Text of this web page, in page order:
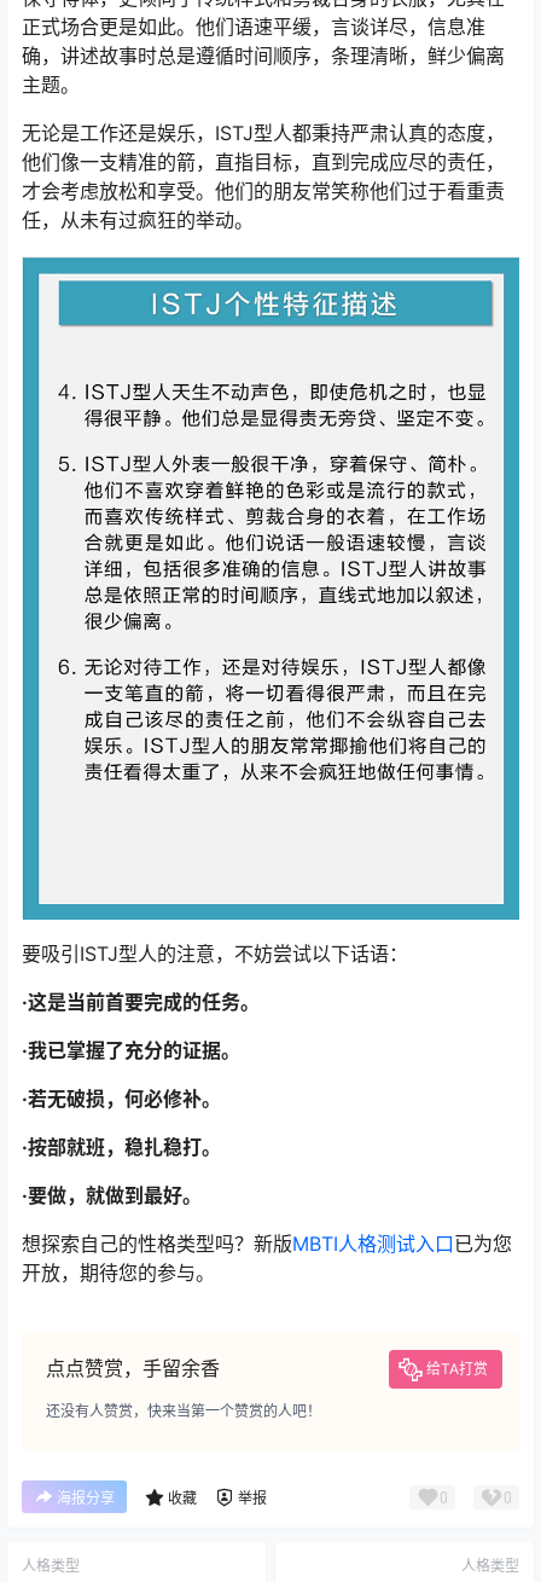
正式场合更是如此。他们语速平缓，言谈详尽，信息准
确，讲述故事时总是遵循时间顺序，条理清晰，鲜少偏离
主题。
无论是工作还是娱乐，ISTJ型人都秉持严肃认真的态度，
他们像一支精准的箭，直指目标，直到完成应尽的责任，
才会考虑放松和享受。他们的朋友常笑称他们过于看重责
任，从未有过疯狂的举动。
要吸引ISTJ型人的注意，不妨尝试以下话语：
·这是当前首要完成的任务。
·我已掌握了充分的证据。
·若无破损，何必修补。
·按部就班，稳扎稳打。
·要做，就做到最好。
想探索自己的性格类型吗？新版MBTI人格测试入口已为您
开放，期待您的参与。
点点赞赏，手留余香 给TA打赏
还没有人赞赏，快来当第一个赞赏的人吧！
海报分享 收藏 举报 0 0
人格类型 人格类型